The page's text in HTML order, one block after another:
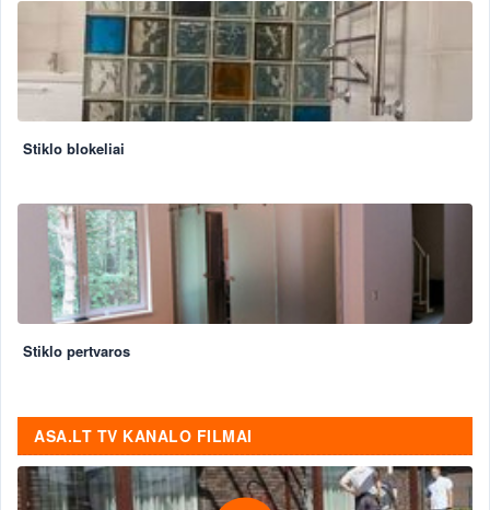
Stiklo blokeliai
Stiklo pertvaros
ASA.LT TV KANALO FILMAI